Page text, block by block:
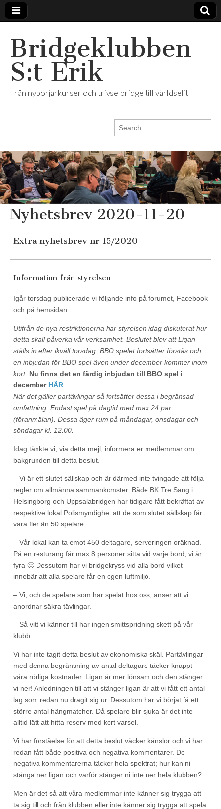
Bridgeklubben
S:t Erik
Från nybörjarkurser och trivselbridge till världselit
Search
for:
Nyhetsbrev 2020-11-20
Extra nyhetsbrev nr 15/2020
Information från styrelsen
Igår torsdag publicerade vi följande info på forumet, Facebook
och på hemsidan.
Utifrån de nya restriktionerna har styrelsen idag diskuterat hur
detta skall påverka vår verksamhet. Beslutet blev att Ligan
ställs in efter ikväll torsdag. BBO spelet fortsätter förstås och
en inbjudan för BBO spel även under december kommer inom
kort. Nu finns det en färdig inbjudan till BBO spel i
december HÄR
När det gäller partävlingar så fortsätter dessa i begränsad
omfattning. Endast spel på dagtid med max 24 par
(föranmälan). Dessa äger rum på måndagar, onsdagar och
söndagar kl. 12.00.
Idag tänkte vi, via detta mejl, informera er medlemmar om
bakgrunden till detta beslut.
– Vi är ett slutet sällskap och är därmed inte tvingade att följa
regler om allmänna sammankomster. Både BK Tre Sang i
Helsingborg och Uppsalabridgen har tidigare fått bekräftat av
respektive lokal Polismyndighet att de som slutet sällskap får
vara fler än 50 spelare.
– Vår lokal kan ta emot 450 deltagare, serveringen oräknad.
På en resturang får max 8 personer sitta vid varje bord, vi är
fyra 🙂 Dessutom har vi bridgekryss vid alla bord vilket
innebär att alla spelare får en egen luftmiljö.
– Vi, och de spelare som har spelat hos oss, anser att vi
anordnar säkra tävlingar.
– Så vitt vi känner till har ingen smittspridning skett på vår
klubb.
Vi har inte tagit detta beslut av ekonomiska skäl. Partävlingar
med denna begränsning av antal deltagare täcker knappt
våra rörliga kostnader. Ligan är mer lönsam och den stänger
vi ner! Anledningen till att vi stänger ligan är att vi fått ett antal
lag som redan nu dragit sig ur. Dessutom har vi börjat få ett
större antal hängmatcher. Då spelare blir sjuka är det inte
alltid lätt att hitta reserv med kort varsel.
Vi har förståelse för att detta beslut väcker känslor och vi har
redan fått både positiva och negativa kommentarer. De
negativa kommentarerna täcker hela spektrat; hur kan ni
stänga ner ligan och varför stänger ni inte ner hela klubben?
Men är det så att våra medlemmar inte känner sig trygga att
ta sig till och från klubben eller inte känner sig trygga att spela